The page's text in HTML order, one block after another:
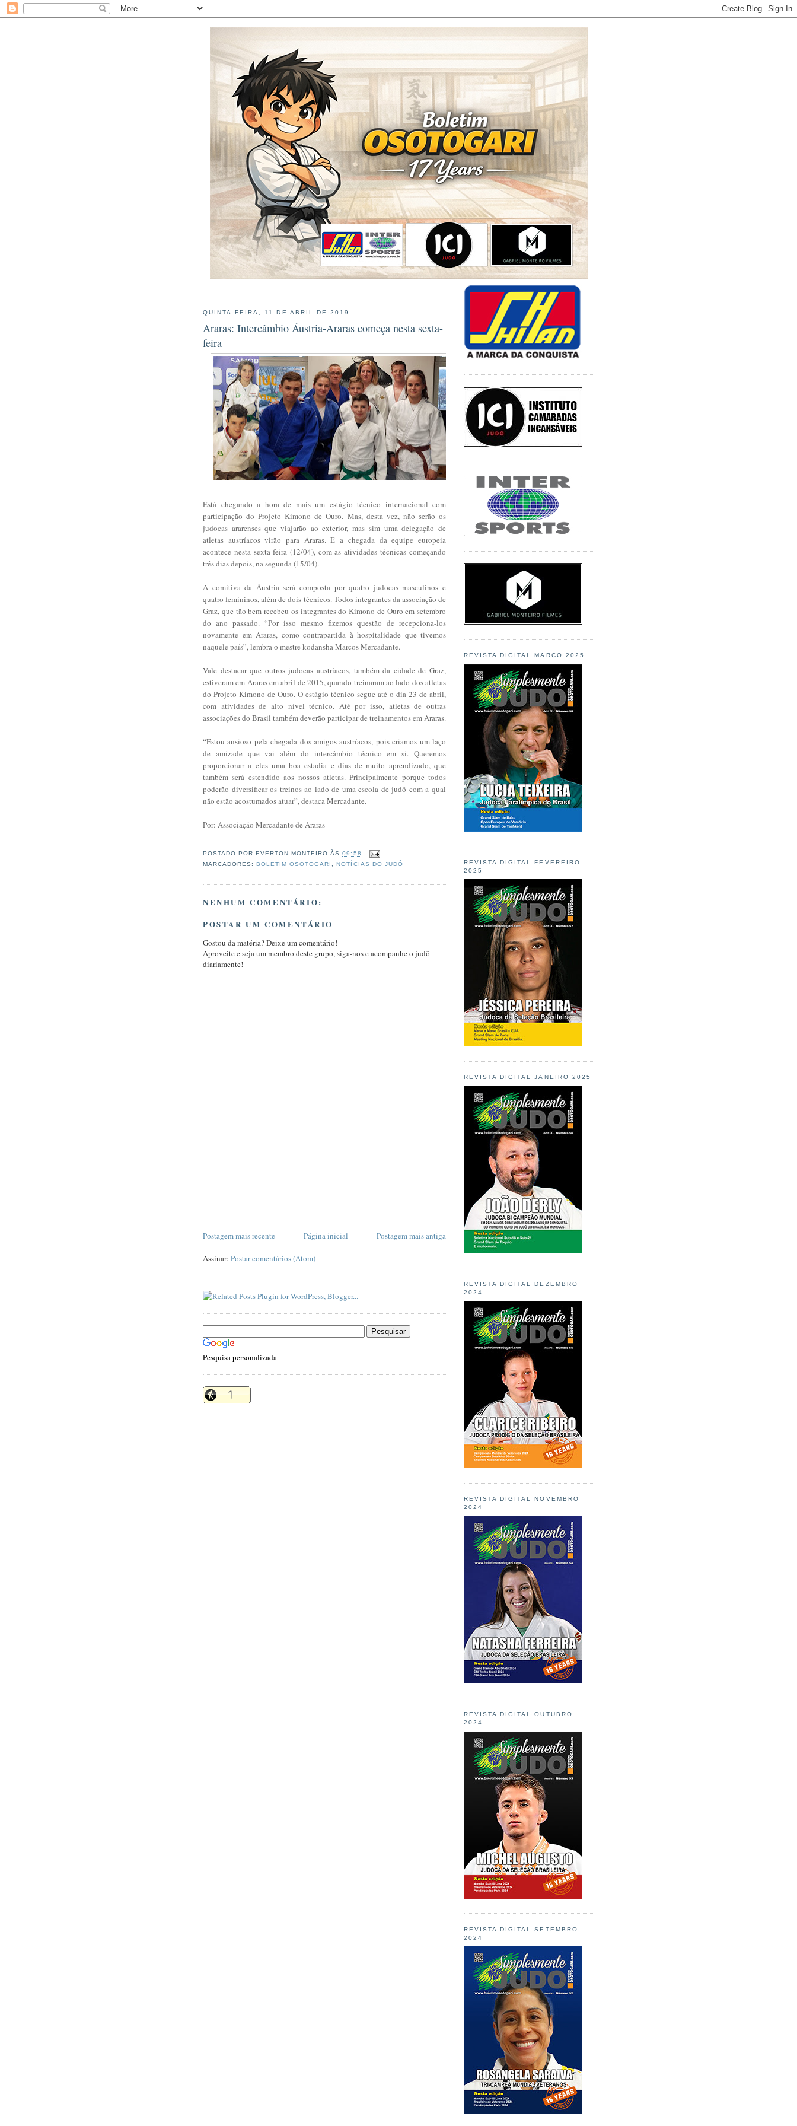
QUINTA-FEIRA, 11 DE ABRIL DE 2019
Araras: Intercâmbio Áustria-Araras começa nesta sexta-
feira
Está chegando a hora de mais um estágio técnico internacional com
participação do Projeto Kimono de Ouro. Mas, desta vez, não serão os
judocas ararenses que viajarão ao exterior, mas sim uma delegação de
atletas austríacos virão para Araras. E a chegada da equipe europeia
acontece nesta sexta-feira (12/04), com as atividades técnicas começando
três dias depois, na segunda (15/04).
A comitiva da Áustria será composta por quatro judocas masculinos e
quatro femininos, além de dois técnicos. Todos integrantes da associação de
Graz, que tão bem recebeu os integrantes do Kimono de Ouro em setembro
do ano passado. “Por isso mesmo fizemos questão de recepciona-los
novamente em Araras, como contrapartida à hospitalidade que tivemos
naquele país”, lembra o mestre kodansha Marcos Mercadante.
Vale destacar que outros judocas austríacos, também da cidade de Graz,
estiveram em Araras em abril de 2015, quando treinaram ao lado dos atletas
do Projeto Kimono de Ouro. O estágio técnico segue até o dia 23 de abril,
com atividades de alto nível técnico. Até por isso, atletas de outras
associações do Brasil também deverão participar de treinamentos em Araras.
“Estou ansioso pela chegada dos amigos austríacos, pois criamos um laço
de amizade que vai além do intercâmbio técnico em si. Queremos
proporcionar a eles uma boa estadia e dias de muito aprendizado, que
também será estendido aos nossos atletas. Principalmente porque todos
poderão diversificar os treinos ao lado de uma escola de judô com a qual
não estão acostumados atuar”, destaca Mercadante.
Por: Associação Mercadante de Araras
POSTADO POR EVERTON MONTEIRO ÀS09:58
MARCADORES:BOLETIM OSOTOGARI ,NOTÍCIAS DO JUDÔ
NENHUM COMENTÁRIO:
POSTAR UM COMENTÁRIO
Gostou da matéria? Deixe um comentário!
Aproveite e seja um membro deste grupo, siga-nos e acompanhe o judô
diariamente!
Postagem mais recente Postagem mais antiga
Página inicial
Assinar: Postar comentários (Atom)
Pesquisa personalizada
REVISTA DIGITAL MARÇO 2025
REVISTA DIGITAL FEVEREIRO
2025
REVISTA DIGITAL JANEIRO 2025
REVISTA DIGITAL DEZEMBRO
2024
REVISTA DIGITAL NOVEMBRO
2024
REVISTA DIGITAL OUTUBRO
2024
REVISTA DIGITAL SETEMBRO
2024